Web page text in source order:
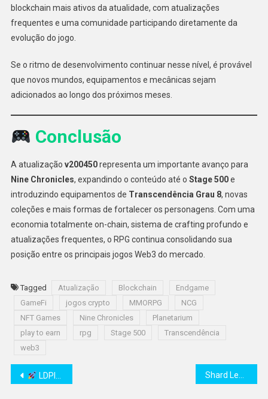
blockchain mais ativos da atualidade, com atualizações
frequentes e uma comunidade participando diretamente da
evolução do jogo.
Se o ritmo de desenvolvimento continuar nesse nível, é provável
que novos mundos, equipamentos e mecânicas sejam
adicionados ao longo dos próximos meses.
Conclusão
A atualização v200450representa um importante avanço para
Nine Chronicles, expandindo o conteúdo até o Stage 500e
introduzindo equipamentos de Transcendência Grau 8, novas
coleções e mais formas de fortalecer os personagens. Com uma
economia totalmente on-chain, sistema de crafting profundo e
atualizações frequentes, o RPG continua consolidando sua
posição entre os principais jogos Web3 do mercado.
Tagged Atualização Blockchain
Endgame
GameFi
jogos crypto MMORPG
NCG
NFT Games
Nine Chronicles
Planetarium
play to earn
rpg Stage 500
Transcendência
web3
Navegação
LDPlayer 14 é lançado como o primeiro emulador Android 14 com até 30% mais FPS no PC